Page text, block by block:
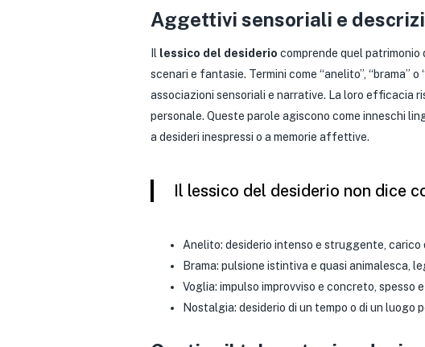
Aggettivi sensoriali e
Il lessico del desiderio comprende quel patrimonio
scenari e fantasie. Termini come “anelito”, “brama”
associazioni sensoriali e narrative. La loro efficacia
personale. Queste parole agiscono come inneschi
a desideri inespressi o a memorie affettive.
Il lessico del desiderio non dice
Anelito: desiderio intenso e struggente, carico
Brama: pulsione istintiva e quasi animalesca,
Voglia: impulso improvviso e concreto, spesso
Nostalgia: desiderio di un tempo o di un luogo